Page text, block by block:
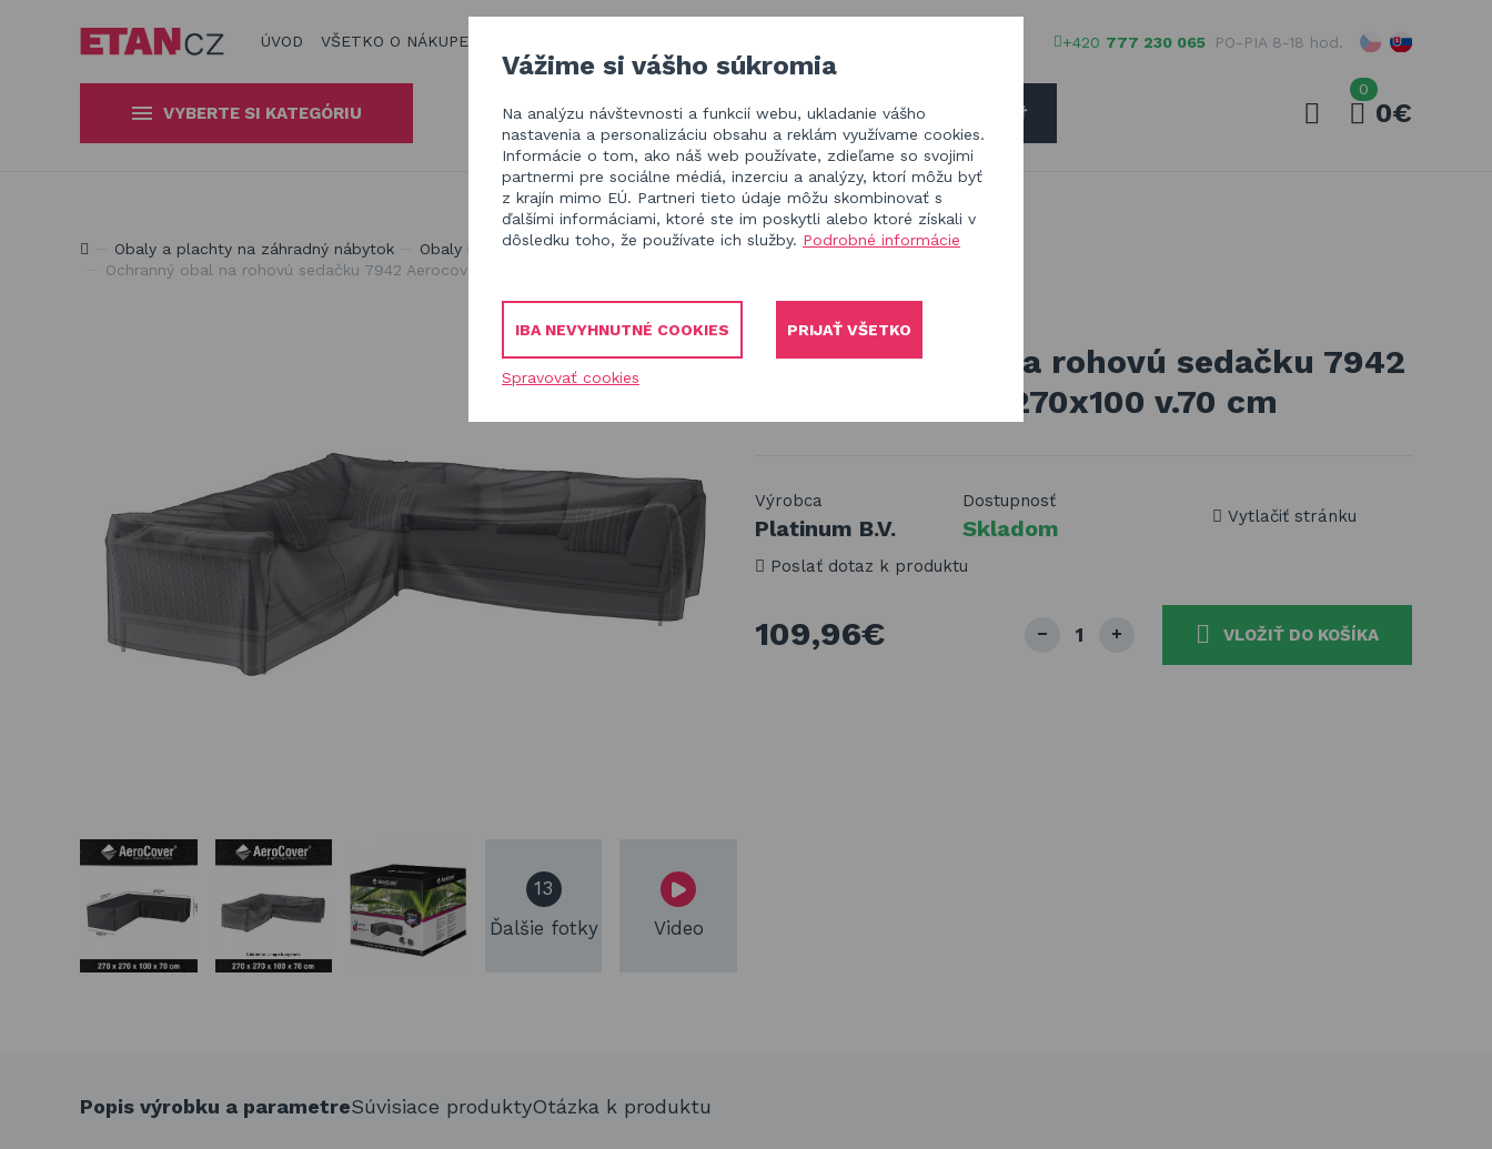
ÚVOD VŠETKO O NÁKUPE +420 777 230 065 PO-PIA 8-18 hod.
VYBERTE SI KATEGÓRIU
nábytok
HĽADAŤ
PŘIHLÁSIT
0
0€
Produkty na zatienenie vašej záhrady, terasy či balkóna
Obaly a plachty na záhradný nábytok
Obaly na záhradné rohové sedačky
Ochranný obal na rohovú sedačku 7942 Aerocover 270x270x100 v.70 cm
13
Ďalšie fotky
Video
Ochranný obal na rohovú sedačku 7942
Aerocover 270x270x100 v.70 cm
Výrobca
Platinum B.V.
Dostupnosť
Skladom Vytlačiť stránku
Poslať dotaz k produktu
109,96€ VLOŽIŤ DO KOŠÍKA
Popis výrobku a parametreSúvisiace produktyOtázka k produktu
Vážime si vášho súkromia
Na analýzu návštevnosti a funkcií webu, ukladanie vášho
nastavenia a personalizáciu obsahu a reklám využívame cookies.
Informácie o tom, ako náš web používate, zdieľame so svojimi
partnermi pre sociálne médiá, inzerciu a analýzy, ktorí môžu byť
z krajín mimo EÚ. Partneri tieto údaje môžu skombinovať s
ďalšími informáciami, ktoré ste im poskytli alebo ktoré získali v
dôsledku toho, že používate ich služby. Podrobné informácie
IBA NEVYHNUTNÉ COOKIES PRIJAŤ VŠETKO
Spravovať cookies